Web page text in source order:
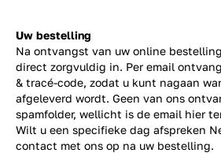
Uw bestelling
Na ontvangst van uw online
direct zorgvuldig in. Per email
& tracé-code, zodat u kunt nagaan
afgeleverd wordt. Geen van ons
spamfolder, wellicht is de email hier
Wilt u een specifieke dag afspreken
contact met ons op na uw bestelling.